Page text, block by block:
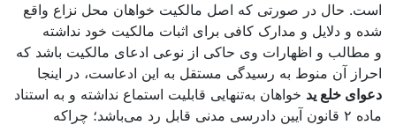
است. حال در صورتی که اصل مالکیت خواهان محل نزاع واقع
شده و دلایل و مدارک کافی برای اثبات مالکیت خود نداشته
و مطالب و اظهارات وی حاکی از نوعی ادعای مالکیت باشد که
احراز آن منوط به رسیدگی مستقل به این ادعاست، در اینجا
دعوای خلع ید خواهان به‌تنهایی قابلیت استماع نداشته و به استناد
ماده ۲ قانون آیین دادرسی مدنی قابل رد می‌باشد؛ چراکه